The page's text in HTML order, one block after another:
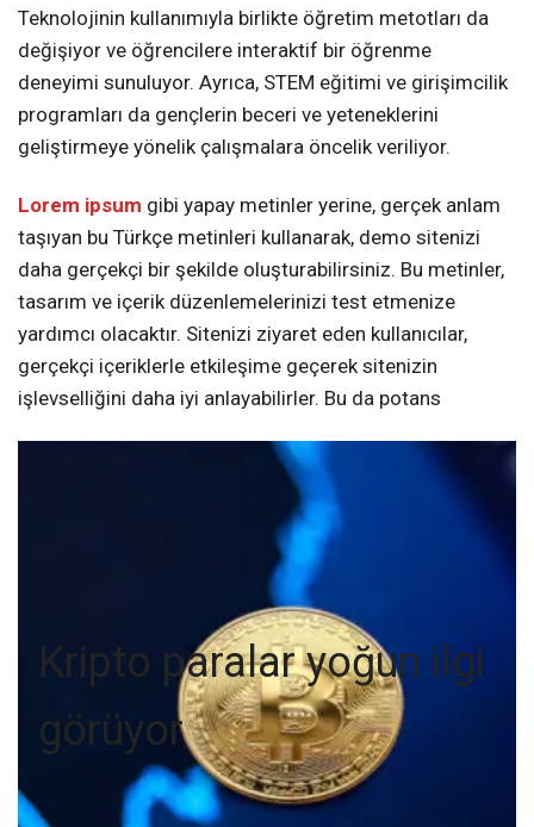
Teknolojinin kullanımıyla birlikte öğretim metotları da
değişiyor ve öğrencilere interaktif bir öğrenme
deneyimi sunuluyor. Ayrıca, STEM eğitimi ve girişimcilik
programları da gençlerin beceri ve yeteneklerini
geliştirmeye yönelik çalışmalara öncelik veriliyor.
Lorem ipsum gibi yapay metinler yerine, gerçek anlam
taşıyan bu Türkçe metinleri kullanarak, demo sitenizi
daha gerçekçi bir şekilde oluşturabilirsiniz. Bu metinler,
tasarım ve içerik düzenlemelerinizi test etmenize
yardımcı olacaktır. Sitenizi ziyaret eden kullanıcılar,
gerçekçi içeriklerle etkileşime geçerek sitenizin
işlevselliğini daha iyi anlayabilirler. Bu da potans
Kripto paralar yoğun ilgi
görüyor